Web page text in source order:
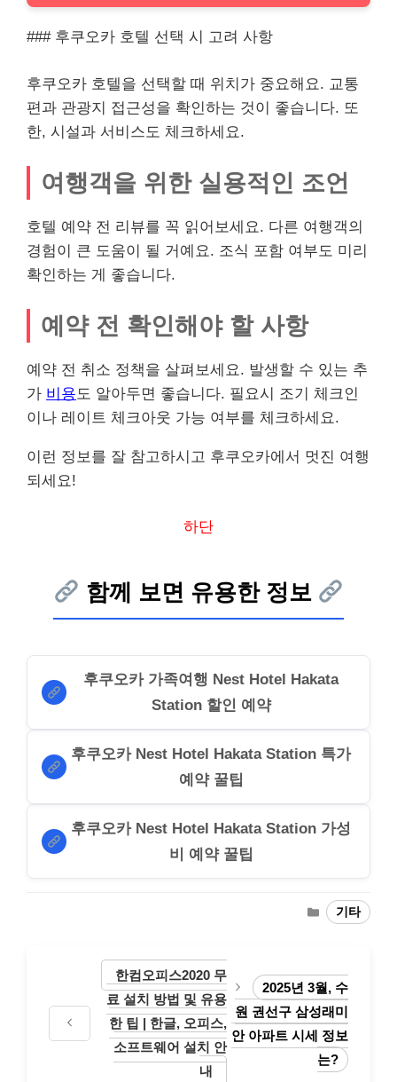
### 후쿠오카 호텔 선택 시 고려 사항
후쿠오카 호텔을 선택할 때 위치가 중요해요. 교통
편과 관광지 접근성을 확인하는 것이 좋습니다. 또
한, 시설과 서비스도 체크하세요.
여행객을 위한 실용적인 조언
호텔 예약 전 리뷰를 꼭 읽어보세요. 다른 여행객의
경험이 큰 도움이 될 거예요. 조식 포함 여부도 미리
확인하는 게 좋습니다.
예약 전 확인해야 할 사항
예약 전 취소 정책을 살펴보세요. 발생할 수 있는 추
가 비용 도 알아두면 좋습니다. 필요시 조기 체크인
이나 레이 트 체크아웃 가능 여부를 체크하세요.
이런 정보를 잘 참고하시고 후쿠오카에서 멋진 여행
되세요!
하단
함께 보면 유용한 정보
후쿠오카 가족여행 Nest Hotel Hakata
Station 할인 예약
후쿠오카 Nest Hotel Hakata Station 특가
예약 꿀팁
후쿠오카 Nest Hotel Hakata Station 가성
비 예약 꿀팁
Categories
기타
한컴오피스2020 무
료 설치 방법 및 유용
한 팁 | 한글, 오피스,
소프트웨어 설치 안
내
2025년 3월, 수
원 권선구 삼성래미
안 아파트 시세 정보
는?